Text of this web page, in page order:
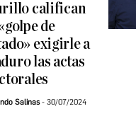
califican
de
exigirle a
las actas
Salinas 30/07/2024